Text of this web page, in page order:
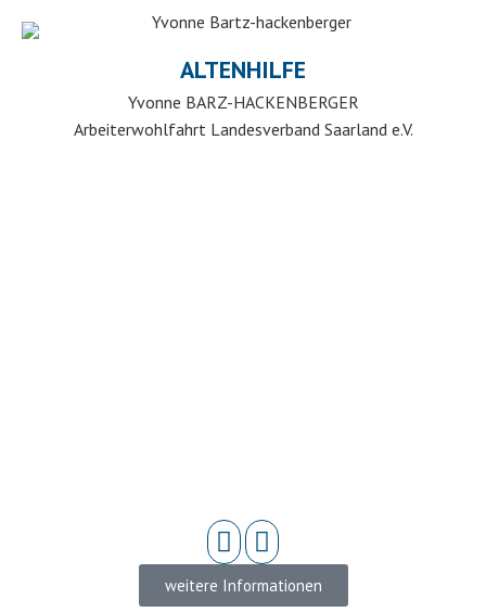
ALTENHILFE
Yvonne BARZ-HACKENBERGER
Arbeiterwohlfahrt Landesverband Saarland e.V.
weitere Informationen